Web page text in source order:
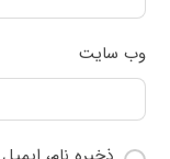
وب‌ سایت